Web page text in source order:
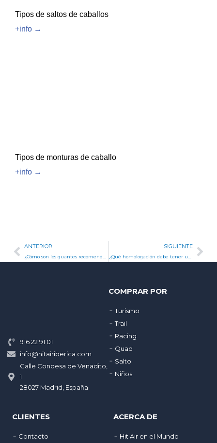
Tipos de saltos de caballos
+info →
Tipos de monturas de caballo
+info →
Ant
ANTERIOR
¿Cómo son los guantes recomendables para conducir una motocicleta?
SIGUIENTE
¿Qué homologación debe tener un casco de moto según la nueva normativa?
916 22 91 01
info@hitairiberica.com
Calle Condesa de Venadito,
1
28027 Madrid, España
COMPRAR POR
Turismo
Trail
Racing
Quad
Salto
Niños
CLIENTES
Contacto
ACERCA DE
Hit Air en el Mundo